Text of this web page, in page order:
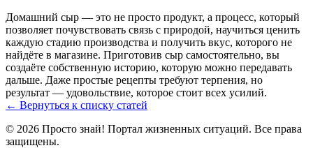
Домашний сыр — это не просто продукт, а процесс, который
позволяет почувствовать связь с природой, научиться ценить
каждую стадию производства и получить вкус, которого не
найдёте в магазине. Приготовив сыр самостоятельно, вы
создаёте собственную историю, которую можно передавать
дальше. Даже простые рецепты требуют терпения, но
результат — удовольствие, которое стоит всех усилий.
← Вернуться к списку статей
© 2026 Просто знай! Портал жизненных ситуаций. Все права
защищены.